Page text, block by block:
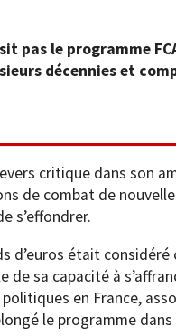
pas le programme
décennies et
critique dans son
de combat de
s’effondrer.
d’euros était
de sa capacité à
en France,
le programme